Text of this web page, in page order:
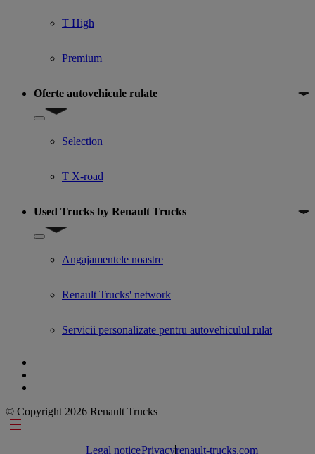
T High
Premium
Oferte autovehicule rulate
Show submenu for Oferte autovehicule rulate
Selection
T X-road
Used Trucks by Renault Trucks
Show submenu for Used Trucks by Renault Trucks
Angajamentele noastre
Renault Trucks' network
Servicii personalizate pentru autovehiculul rulat
© Copyright 2026 Renault Trucks
Footer links
Legal noticePrivacyrenault-trucks.com